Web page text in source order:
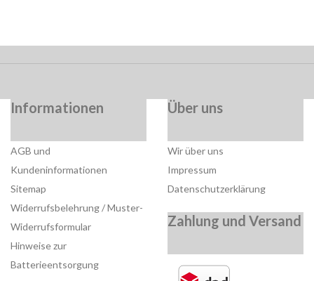
Informationen
AGB und
Kundeninformationen
Sitemap
Widerrufsbelehrung / Muster-
Widerrufsformular
Hinweise zur
Batterieentsorgung
Über uns
Wir über uns
Impressum
Datenschutzerklärung
Zahlung und Versand